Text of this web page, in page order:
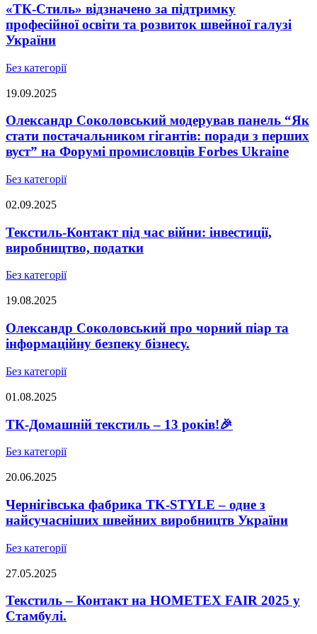
«ТК-Стиль» відзначено за підтримку
професійної освіти та розвиток швейної галузі
України
Без категорії
19.09.2025
Олександр Соколовський модерував панель “Як
стати постачальником гігантів: поради з перших
вуст” на Форумі промисловців Forbes Ukraine
Без категорії
02.09.2025
Текстиль-Контакт під час війни: інвестиції,
виробництво, податки
Без категорії
19.08.2025
Олександр Соколовський про чорний піар та
інформаційну безпеку бізнесу.
Без категорії
01.08.2025
ТК-Домашній текстиль – 13 років!🎉
Без категорії
20.06.2025
Чернігівська фабрика TK-STYLE – одне з
найсучасніших швейних виробництв України
Без категорії
27.05.2025
Текстиль – Контакт на HOMETEX FAIR 2025 у
Стамбулі.